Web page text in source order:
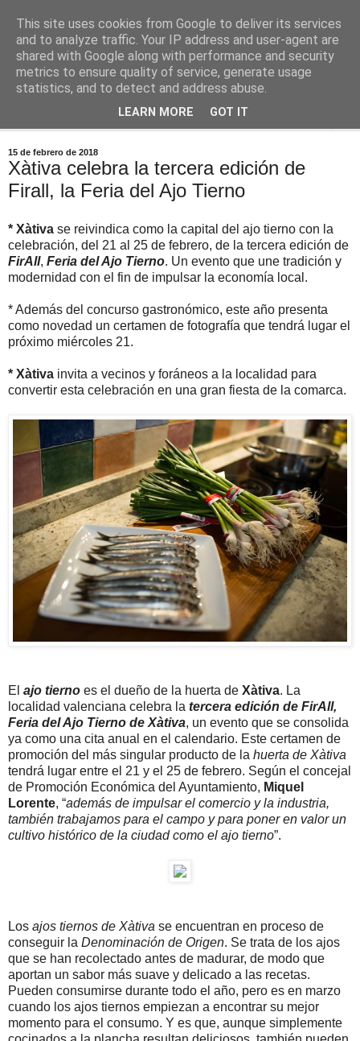
Comoju
La Cocina del Día a Día y el día a día de la Gastronomía
15 de febrero de 2018
Xàtiva celebra la tercera edición de
Firall, la Feria del Ajo Tierno
* Xàtiva se reivindica como la capital del ajo tierno con la
celebración, del 21 al 25 de febrero, de la tercera edición de
FirAll, Feria del Ajo Tierno. Un evento que une tradición y
modernidad con el fin de impulsar la economía local.
* Además del concurso gastronómico, este año presenta
como novedad un certamen de fotografía que tendrá lugar el
próximo miércoles 21.
* Xàtiva invita a vecinos y foráneos a la localidad para
convertir esta celebración en una gran fiesta de la comarca.
El ajo tierno es el dueño de la huerta de Xàtiva. La
localidad valenciana celebra la tercera edición de FirAll,
Feria del Ajo Tierno de Xàtiva, un evento que se consolida
ya como una cita anual en el calendario. Este certamen de
promoción del más singular producto de la huerta de Xàtiva
tendrá lugar entre el 21 y el 25 de febrero. Según el concejal
de Promoción Económica del Ayuntamiento, Miquel
Lorente, “además de impulsar el comercio y la industria,
también trabajamos para el campo y para poner en valor un
cultivo histórico de la ciudad como el ajo tierno”.
Los ajos tiernos de Xàtiva se encuentran en proceso de
conseguir la Denominación de Origen. Se trata de los ajos
que se han recolectado antes de madurar, de modo que
aportan un sabor más suave y delicado a las recetas.
Pueden consumirse durante todo el año, pero es en marzo
cuando los ajos tiernos empiezan a encontrar su mejor
momento para el consumo. Y es que, aunque simplemente
This site uses cookies from Google to deliver its services
and to analyze traffic. Your IP address and user-agent are
shared with Google along with performance and security
metrics to ensure quality of service, generate usage
statistics, and to detect and address abuse.
LEARN MORE GOT IT